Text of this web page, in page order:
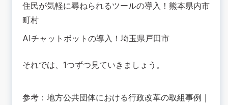
住民が気軽に尋ねられるツールの導入！熊本県内市
町村
AIチャットボットの導入！埼玉県戸田市
それでは、1つずつ見ていきましょう。
参考： 地方公共団体における行政改革の取組事例｜